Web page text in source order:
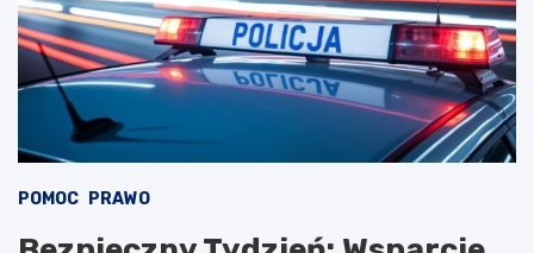
POMOC PRAWO